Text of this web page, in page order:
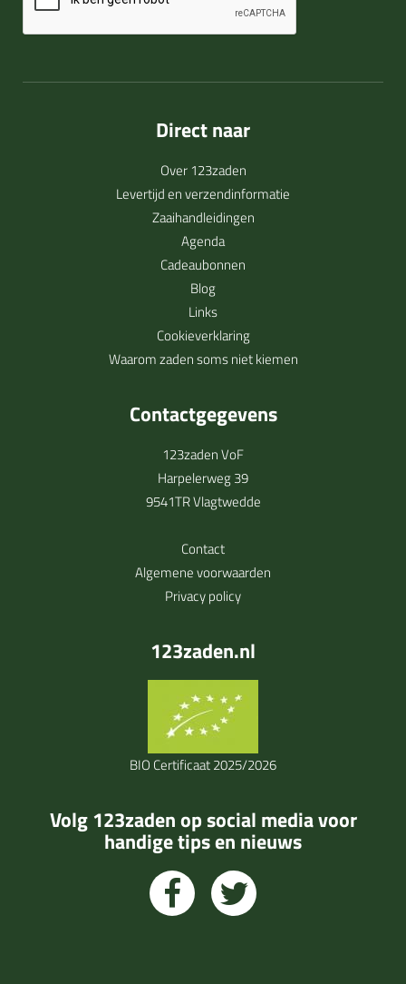
Direct naar
Over 123zaden
Levertijd en verzendinformatie
Zaaihandleidingen
Agenda
Cadeaubonnen
Blog
Links
Cookieverklaring
Waarom zaden soms niet kiemen
Contactgegevens
123zaden VoF
Harpelerweg 39
9541TR Vlagtwedde
Contact
Algemene voorwaarden
Privacy policy
123zaden.nl
BIO Certificaat 2025/2026
Volg 123zaden op social media voor
handige tips en nieuws